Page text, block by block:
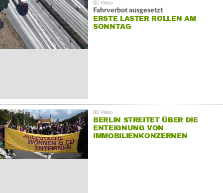
Fahrverbot ausgesetzt
ERSTE LASTER ROLLEN AM
SONNTAG
BERLIN STREITET ÜBER DIE
ENTEIGNUNG VON
IMMOBILIENKONZERNEN